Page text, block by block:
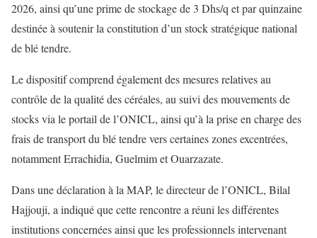
2026, ainsi qu’une prime de stockage de 3 Dhs/q et par quinzaine
destinée à soutenir la constitution d’un stock stratégique national
de blé tendre.
Le dispositif comprend également des mesures relatives au
contrôle de la qualité des céréales, au suivi des mouvements de
stocks via le portail de l’ONICL, ainsi qu’à la prise en charge des
frais de transport du blé tendre vers certaines zones excentrées,
notamment Errachidia, Guelmim et Ouarzazate.
Dans une déclaration à la MAP, le directeur de l’ONICL, Bilal
Hajjouji, a indiqué que cette rencontre a réuni les différentes
institutions concernées ainsi que les professionnels intervenant